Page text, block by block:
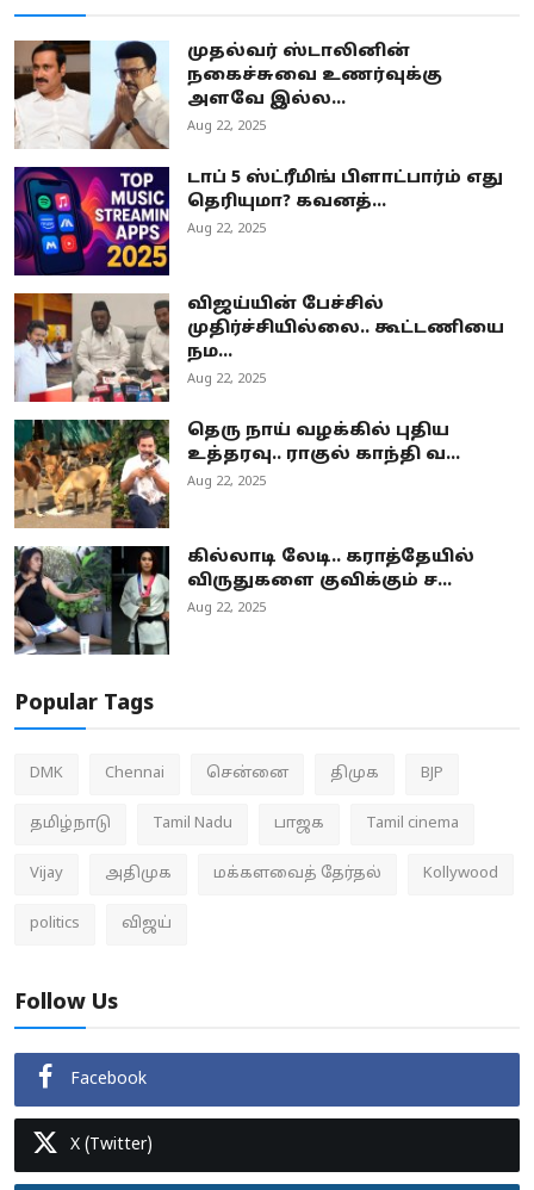
முதல்வர் ஸ்டாலினின்
நகைச்சுவை உணர்வுக்கு
அளவே இல்ல...
Aug 22, 2025
டாப் 5 ஸ்ட்ரீமிங் பிளாட்பார்ம் எது
தெரியுமா? கவனத்...
Aug 22, 2025
விஜய்யின் பேச்சில்
முதிர்ச்சியில்லை.. கூட்டணியை
நம...
Aug 22, 2025
தெரு நாய் வழக்கில் புதிய
உத்தரவு.. ராகுல் காந்தி வ...
Aug 22, 2025
கில்லாடி லேடி.. கராத்தேயில்
விருதுகளை குவிக்கும் ச...
Aug 22, 2025
Popular Tags
DMK Chennai சென்னை திமுக BJP
தமிழ்நாடு Tamil Nadu பாஜக Tamil cinema
Vijay அதிமுக மக்களவைத் தேர்தல் Kollywood
politics விஜய்
Follow Us
Facebook
X (Twitter)